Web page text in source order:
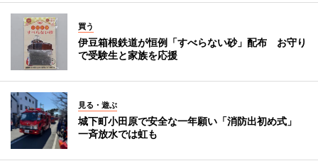
買う
伊豆箱根鉄道が恒例「すべらない砂」配布 お守り
で受験生と家族を応援
見る・遊ぶ
城下町小田原で安全な一年願い「消防出初め式」
一斉放水では虹も